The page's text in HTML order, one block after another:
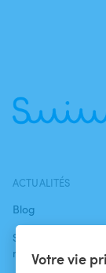
Votre vie
ACTUALITÉS
Blog
Swimmy dans les
médias